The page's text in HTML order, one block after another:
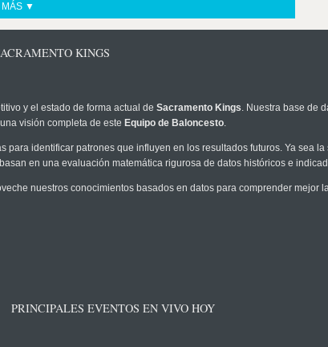
MÁS ▼
KINGS
y el estado de forma actual de Sacramento Kings. Nuestra base de
visión completa de este Equipo de Baloncesto.
para identificar patrones que influyen en los resultados futuros. Ya sea
en una evaluación matemática rigurosa de datos históricos e
nuestros conocimientos basados en datos para comprender mejor
PRINCIPALES EVENTOS EN VIVO HOY